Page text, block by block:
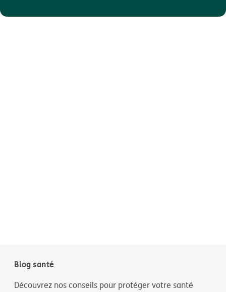
Blog santé
Découvrez nos conseils pour protéger votre santé